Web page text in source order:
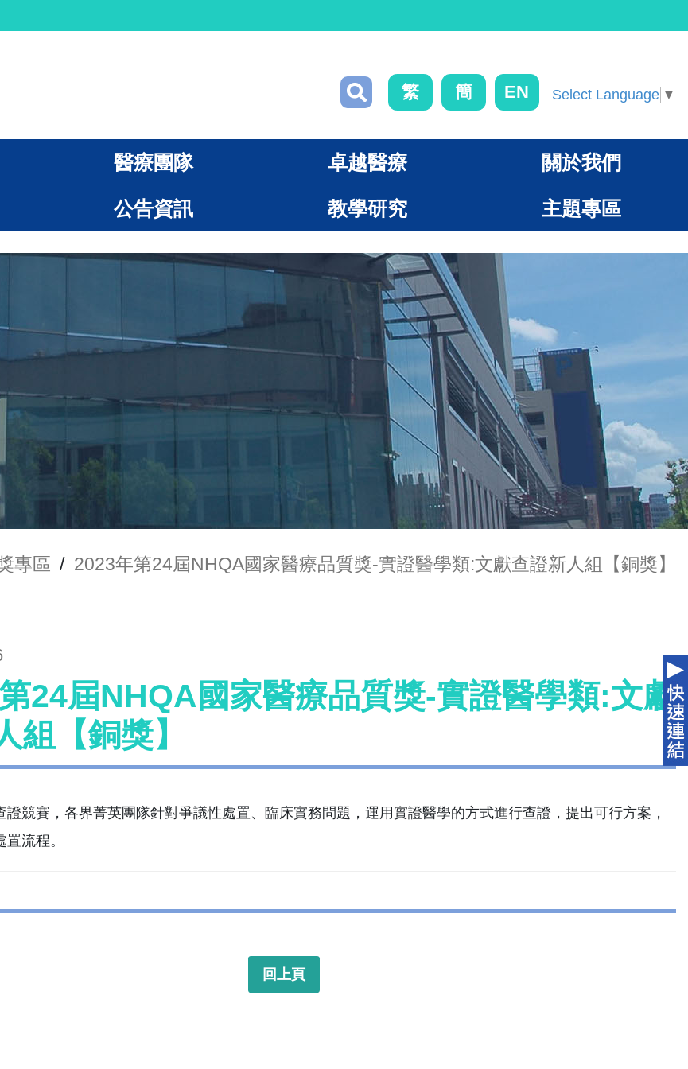
繁 簡 EN Select Language ▼
醫療團隊 卓越醫療 關於我們
公告資訊 教學研究 主題專區
專區 / 2023年第24屆NHQA國家醫療品質獎-實證醫學類:文獻查證新人組【銅獎】
24屆NHQA國家醫療品質獎-實證醫學類:文獻
組【銅獎】
證競賽，各界菁英團隊針對爭議性處置、臨床實務問題，運用實證醫學的方式進行查證，提出可行方案，
流程。
回上頁